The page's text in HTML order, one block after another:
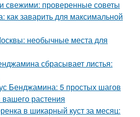
свежими: проверенные советы
как заварить для максимальной
необычные места для
сбрасывает листья:
Бенджамина: 5 простых шагов
растения
в шикарный куст за месяц: